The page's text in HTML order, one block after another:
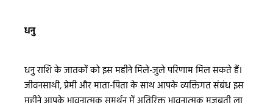
धनु
धनु राशि के जातकों को इस महीने मिले-जुले परिणाम मिल सकते हैं।
जीवनसाथी, प्रेमी और माता-पिता के साथ आपके व्यक्तिगत संबंध इस